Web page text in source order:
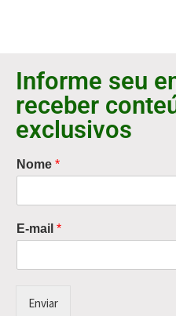
Informe seu
receber
exclusivos
Nome *
E-mail *
Enviar